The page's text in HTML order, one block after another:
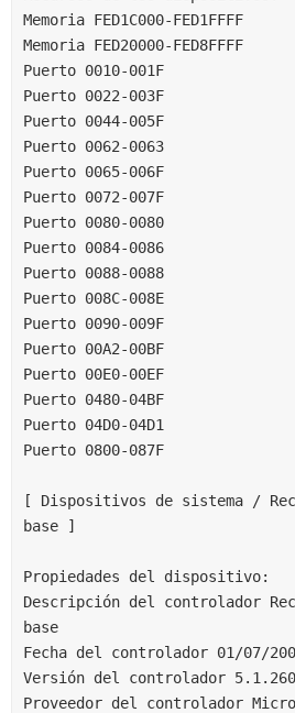
Memoria FED1C000-FED1FFFF
Memoria FED20000-FED8FFFF
Puerto 0010-001F
Puerto 0022-003F
Puerto 0044-005F
Puerto 0062-0063
Puerto 0065-006F
Puerto 0072-007F
Puerto 0080-0080
Puerto 0084-0086
Puerto 0088-0088
Puerto 008C-008E
Puerto 0090-009F
Puerto 00A2-00BF
Puerto 00E0-00EF
Puerto 0480-04BF
Puerto 04D0-04D1
Puerto 0800-087F
[ Dispositivos de sistema /
base ]
Propiedades del dispositivo:
Descripción del controlador
base
Fecha del controlador 01/07/
Versión del controlador
Proveedor del controlador